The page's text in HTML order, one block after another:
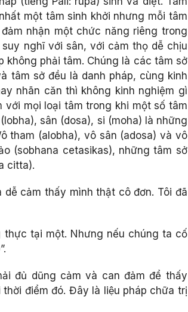
một tâm sinh khởi nhưng mỗi tâm
nhận một chức năng riêng trong
nghĩ với sân, với cảm thọ dễ chịu
không phải tâm. Chúng là các tâm sở
tâm sở đều là danh pháp, cùng kinh
nhãn căn thì không kinh nghiệm gì
với mọi loại tâm trong khi một số tâm
sân (dosa), si (moha) là những
tham (alobha), vô sân (adosa) và vô
(sobhana cetasikas), những tâm sở
citta).
cảm thấy mình thật cô đơn. Tôi đã
thực tại một. Nhưng nếu chúng ta cố
đủ dũng cảm và can đảm để thấy
điểm đó. Đây là liệu pháp chữa trị